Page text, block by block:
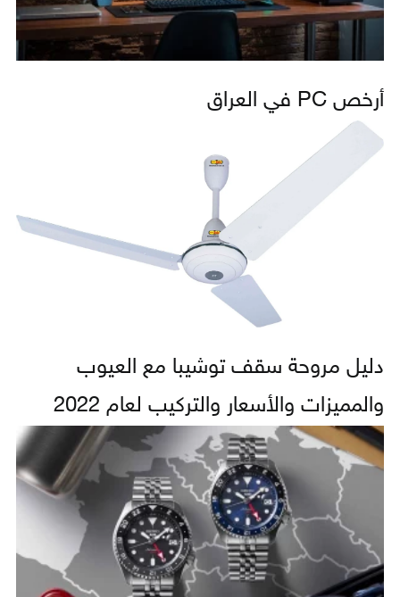
أرخص PC في العراق
دليل مروحة سقف توشيبا مع العيوب
والمميزات والأسعار والتركيب لعام 2022